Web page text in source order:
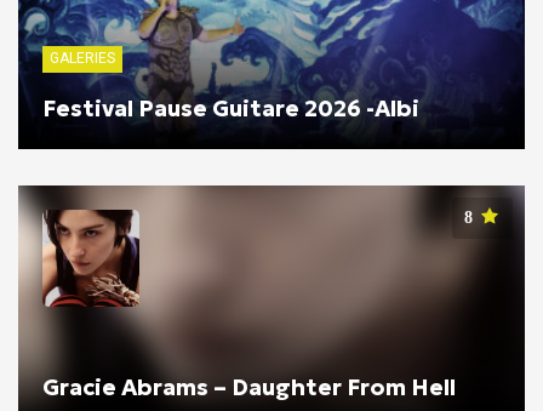
GALERIES
Festival Pause Guitare 2026 -Albi
8
Gracie Abrams – Daughter From Hell